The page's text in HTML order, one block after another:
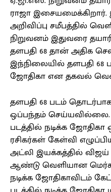
ராஜா இசையமைக்கிறார்.
அறிவிப்பு சமீபத்தில்
நிறுவனம் இதுவரை
தளபதி 68 தான் அதிக
இந்நிலையில் தளபதி
ஜோதிகா என தகவல்
தளபதி 68 படம்
ஒப்பந்தம் செய்யவில்லை.
படத்தில் நடிக்க
ரசிகர்கள் கேள்வி
அட்லி இயக்கத்தில் விஜய்
ஆண்டு வெளியான
நடிக்க ஜோதிகாவிடம்